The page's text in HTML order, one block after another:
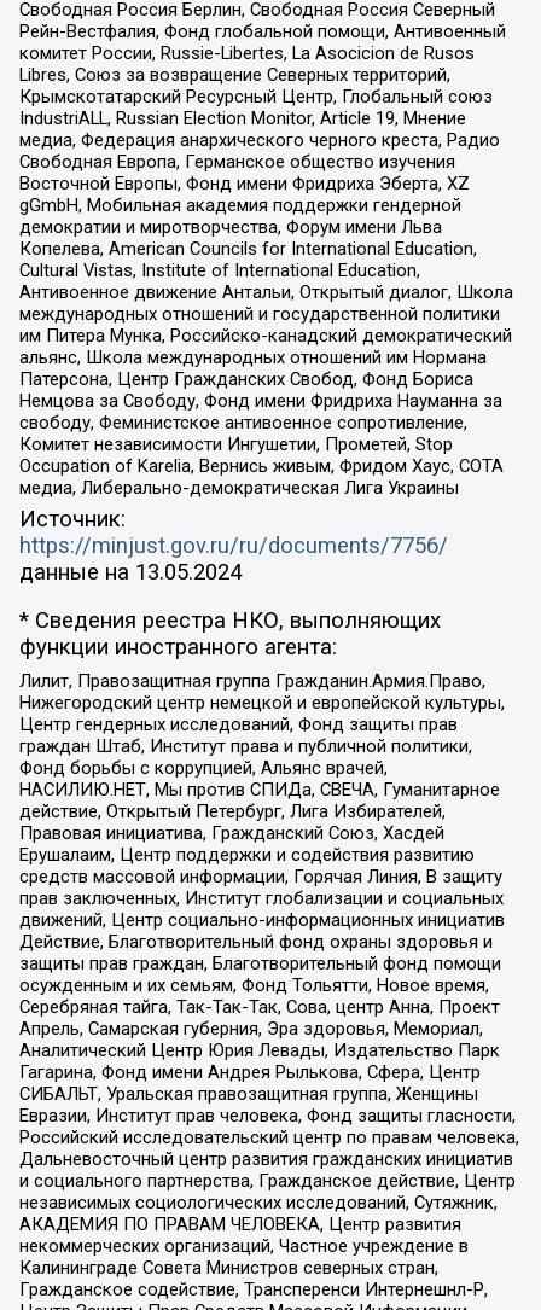
Свободная Россия Берлин, Свободная Россия Северный
Рейн-Вестфалия, Фонд глобальной помощи, Антивоенный
комитет России, Russie-Libertes, La Asocicion de Rusos
Libres, Союз за возвращение Северных территорий,
Крымскотатарский Ресурсный Центр, Глобальный союз
IndustriALL, Russian Election Monitor, Article 19, Мнение
медиа, Федерация анархического черного креста, Радио
Свободная Европа, Германское общество изучения
Восточной Европы, Фонд имени Фридриха Эберта, XZ
gGmbH, Мобильная академия поддержки гендерной
демократии и миротворчества, Форум имени Льва
Копелева, American Councils for International Education,
Cultural Vistas, Institute of International Education,
Антивоенное движение Антальи, Открытый диалог, Школа
международных отношений и государственной политики
им Питера Мунка, Российско-канадский демократический
альянс, Школа международных отношений им Нормана
Патерсона, Центр Гражданских Свобод, Фонд Бориса
Немцова за Свободу, Фонд имени Фридриха Науманна за
свободу, Феминистское антивоенное сопротивление,
Комитет независимости Ингушетии, Прометей, Stop
Occupation of Karelia, Вернись живым, Фридом Хаус, СОТА
медиа, Либерально-демократическая Лига Украины
Источник:
https://minjust.gov.ru/ru/documents/7756/
данные на 13.05.2024
* Сведения реестра НКО, выполняющих
функции иностранного агента:
Лилит, Правозащитная группа Гражданин.Армия.Право,
Нижегородский центр немецкой и европейской культуры,
Центр гендерных исследований, Фонд защиты прав
граждан Штаб, Институт права и публичной политики,
Фонд борьбы с коррупцией, Альянс врачей,
НАСИЛИЮ.НЕТ, Мы против СПИДа, СВЕЧА, Гуманитарное
действие, Открытый Петербург, Лига Избирателей,
Правовая инициатива, Гражданский Союз, Хасдей
Ерушалаим, Центр поддержки и содействия развитию
средств массовой информации, Горячая Линия, В защиту
прав заключенных, Институт глобализации и социальных
движений, Центр социально-информационных инициатив
Действие, Благотворительный фонд охраны здоровья и
защиты прав граждан, Благотворительный фонд помощи
осужденным и их семьям, Фонд Тольятти, Новое время,
Серебряная тайга, Так-Так-Так, Сова, центр Анна, Проект
Апрель, Самарская губерния, Эра здоровья, Мемориал,
Аналитический Центр Юрия Левады, Издательство Парк
Гагарина, Фонд имени Андрея Рылькова, Сфера, Центр
СИБАЛЬТ, Уральская правозащитная группа, Женщины
Евразии, Институт прав человека, Фонд защиты гласности,
Российский исследовательский центр по правам человека,
Дальневосточный центр развития гражданских инициатив
и социального партнерства, Гражданское действие, Центр
независимых социологических исследований, Сутяжник,
АКАДЕМИЯ ПО ПРАВАМ ЧЕЛОВЕКА, Центр развития
некоммерческих организаций, Частное учреждение в
Калининграде Совета Министров северных стран,
Гражданское содействие, Трансперенси Интернешнл-Р,